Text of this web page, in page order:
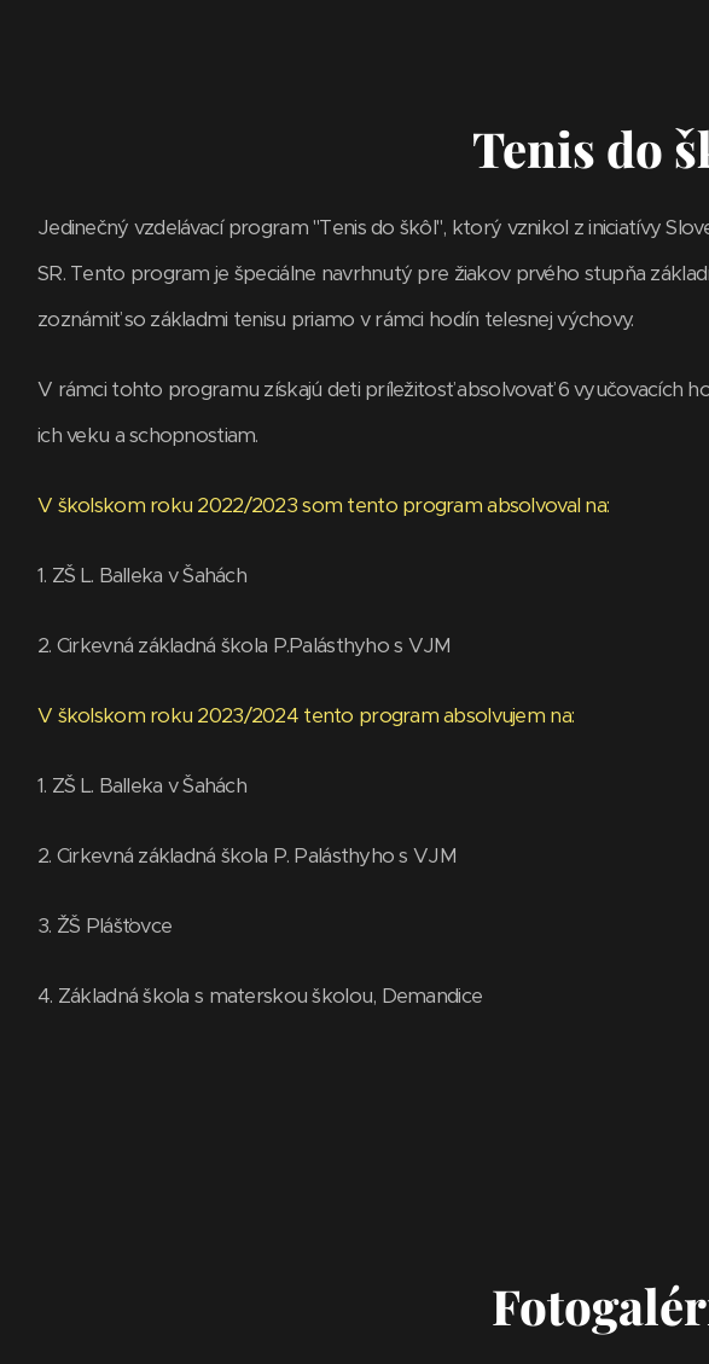
Tenis do
Jedinečný vzdelávací program "Tenis do škôl", ktorý vznikol z iniciatívy
SR. Tento program je špeciálne navrhnutý pre žiakov prvého stupňa
zoznámiť so základmi tenisu priamo v rámci hodín telesnej výchovy.
V rámci tohto programu získajú deti príležitosť absolvovať 6 vyučovacích
ich veku a schopnostiam.
V školskom roku 2022/2023 som tento program absolvoval na:
1. ZŠ L. Balleka v Šahách
2. Cirkevná základná škola P.Palásthyho s VJM
V školskom roku 2023/2024 tento program absolvujem na:
1. ZŠ L. Balleka v Šahách
2. Cirkevná základná škola P. Palásthyho s VJM
3. ŽŠ Plášťovce
4. Základná škola s materskou školou, Demandice